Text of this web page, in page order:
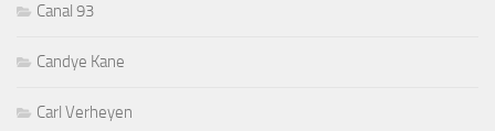
Canal 93
Candye Kane
Carl Verheyen